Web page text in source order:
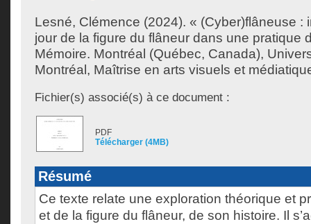
Lesné, Clémence (2024). « (Cyber)flâneuse :
jour de la figure du flâneur dans une pratique
Mémoire. Montréal (Québec, Canada),
Montréal, Maîtrise en arts visuels et
Fichier(s) associé(s) à ce document :
PDF
Télécharger (4MB)
Résumé
Ce texte relate une exploration théorique et
et de la figure du flâneur, de son histoire. Il